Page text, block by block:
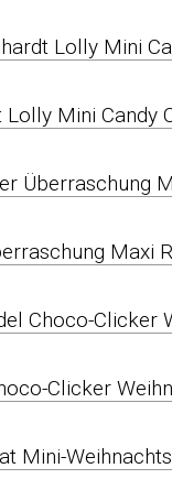
Lolly Mini
Überraschung
Choco-Clicker
Mini-